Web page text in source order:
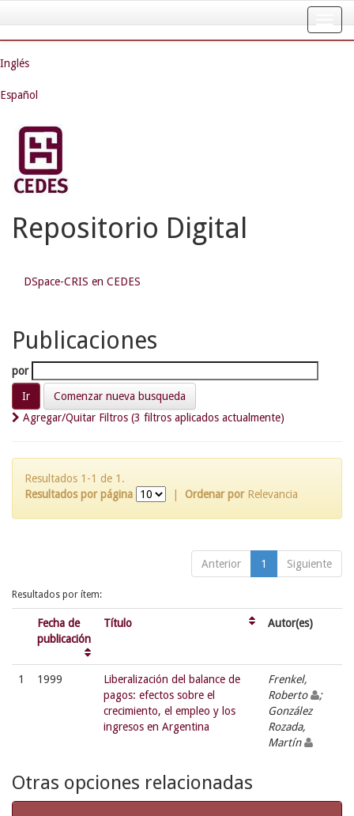
navigation
Inglés
Español
Repositorio Digital
DSpace-CRIS en CEDES
Publicaciones
por
Comenzar nueva busqueda
Agregar/Quitar Filtros (3 filtros aplicados actualmente)
Resultados 1-1 de 1.
Resultados por página
Ordenar por Relevancia
Anterior 1 Siguiente
Resultados por ítem:
Fecha de
publicación
Título Autor(es)
1 1999
Liberalización del balance de
pagos: efectos sobre el
crecimiento, el empleo y los
ingresos en Argentina
Frenkel,
Roberto
;
González
Rozada,
Martín
Otras opciones relacionadas